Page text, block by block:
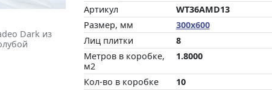
Dark из
Артикул
WT36AMD13
Размер, мм
300x600
Лиц плитки
8
Метров в коробке,
м2
1.8000
Кол-во в коробке
10